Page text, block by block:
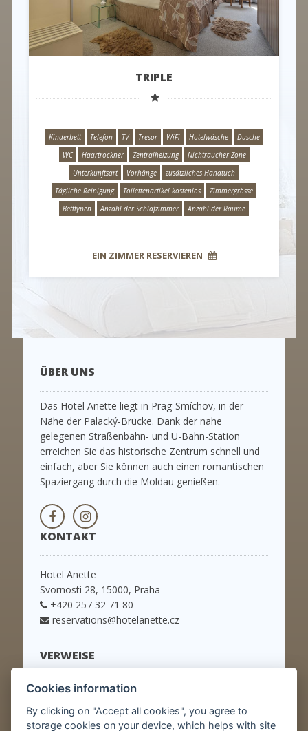
TRIPLE
Kinderbett Telefon TV Tresor WiFi Hotelwäsche
Dusche
WC
Haartrockner Zentralheizung
Nichtraucher-Zone
Unterkunftsart
Vorhänge
zusätzliches Handtuch
Tägliche Reinigung
Toilettenartikel kostenlos
Zimmergrösse
Betttypen
Anzahl der Schlafzimmer Anzahl der Räume
EIN ZIMMER RESERVIEREN
ÜBER UNS
Das Hotel Anette liegt in Prag-Smíchov, in der
Nähe der Palacký-Brücke. Dank der nahe
gelegenen Straßenbahn- und U-Bahn-Station
erreichen Sie das historische Zentrum schnell und
einfach, aber Sie können auch einen romantischen
Spaziergang durch die Moldau genießen.
KONTAKT
Hotel Anette
Svornosti 28, 15000, Praha
+420 257 32 71 80
reservations@hotelanette.cz
VERWEISE
STARTSEITE
ZIMMER
SPEZIELLE ANGEBOTE
Cookies information
By clicking on "Accept all cookies", you agree to
storage cookies on your device, which helps with site